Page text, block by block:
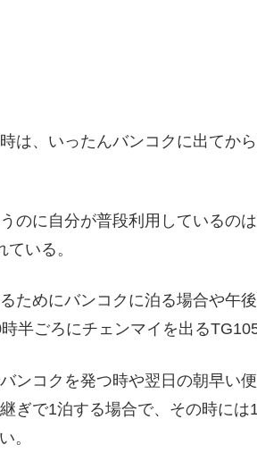
は、いったんバンコクに出てか
のに自分が普段利用しているの
いる。
ためにバンコクに泊る場合や午
半ごろにチェンマイを出るTG105
ンコクを発つ時や翌日の朝早い
ぎで1泊する場合で、その時には
。